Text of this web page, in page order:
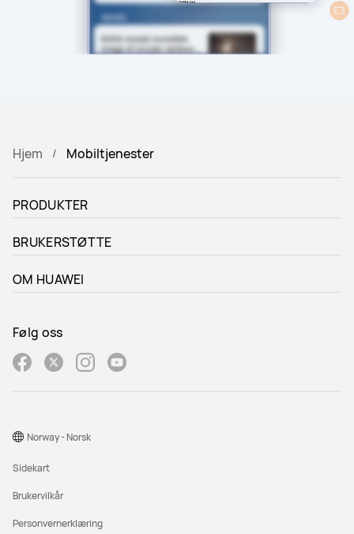
Hjem Mobiltjenester
PRODUKTER
BRUKERSTØTTE
OM HUAWEI
Følg oss
Sidekart
Brukervilkår
Personvernerklæring
Norway - Norsk